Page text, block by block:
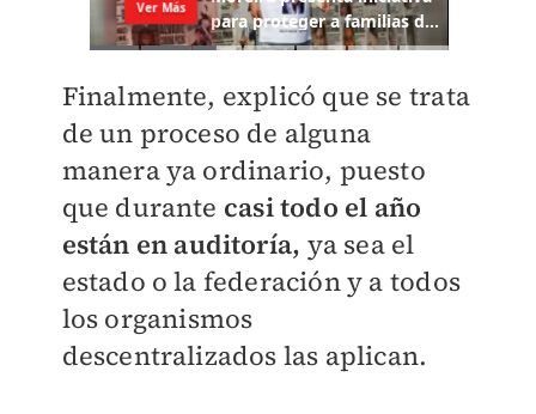
Finalmente, explicó que se trata
de un proceso de alguna
manera ya ordinario, puesto
que durante casi todo el año
están en auditoría, ya sea el
estado o la federación y a todos
los organismos
descentralizados las aplican.